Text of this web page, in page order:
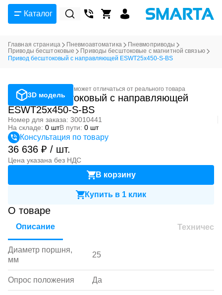
Каталог
Главная страница Пневмоавтоматика
Пневмоприводы
Приводы бесштоковые
Приводы бесштоковые с магнитной связью
Привод бесштоковый с направляющей ESWT25x450-S-BS
3D модель
Фотография может отличаться от реального товара
Привод бесштоковый с направляющей
ESWT25x450-S-BS
Номер для заказа: 30010441
На складе: 0 штВ пути: 0 шт
Консультация по товару
36 636 ₽ / шт.
Цена указана без НДС
В корзину
Купить в 1 клик
О товаре
Описание
Диаметр поршня,
мм
25
Опрос положения Да